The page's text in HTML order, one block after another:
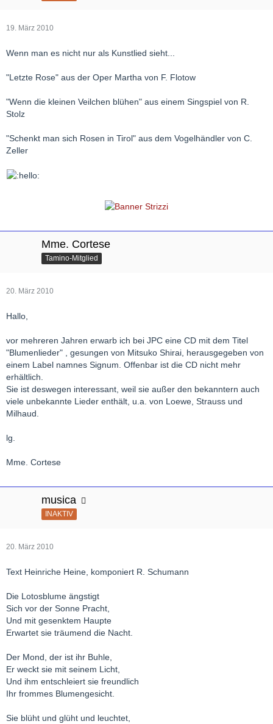
19. März 2010
Wenn man es nicht nur als Kunstlied sieht...
"Letzte Rose" aus der Oper Martha von F. Flotow
"Wenn die kleinen Veilchen blühen" aus einem Singspiel von R.
Stolz
"Schenkt man sich Rosen in Tirol" aus dem Vogelhändler von C.
Zeller
Mme. Cortese
Tamino-Mitglied
20. März 2010
Hallo,
vor mehreren Jahren erwarb ich bei JPC eine CD mit dem Titel
"Blumenlieder" , gesungen von Mitsuko Shirai, herausgegeben von
einem Label namnes Signum. Offenbar ist die CD nicht mehr
erhältlich.
Sie ist deswegen interessant, weil sie außer den bekanntern auch
viele unbekannte Lieder enthält, u.a. von Loewe, Strauss und
Milhaud.
lg.
Mme. Cortese
musica
INAKTIV
20. März 2010
Text Heinriche Heine, komponiert R. Schumann
Die Lotosblume ängstigt
Sich vor der Sonne Pracht,
Und mit gesenktem Haupte
Erwartet sie träumend die Nacht.
Der Mond, der ist ihr Buhle,
Er weckt sie mit seinem Licht,
Und ihm entschleiert sie freundlich
Ihr frommes Blumengesicht.
Sie blüht und glüht und leuchtet,